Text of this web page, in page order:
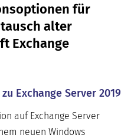
für
alter
Exchange
Exchange Server 2019
auf Exchange Server
neuen Windows